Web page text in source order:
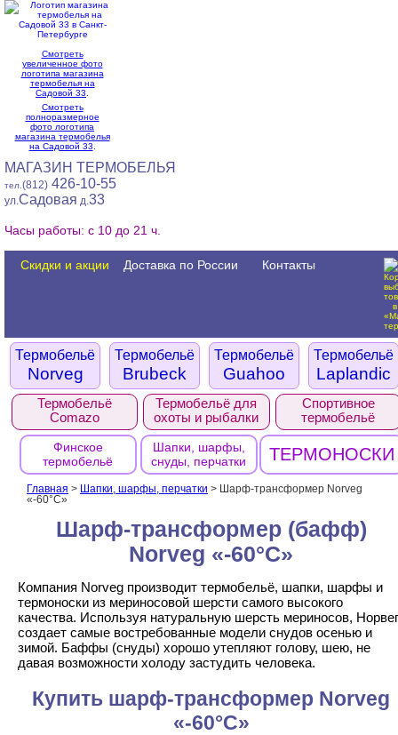
Смотреть
увеличенное фото
логотипа магазина
термобелья на
Садовой 33
Смотреть
полноразмерное
фото логотипа
магазина термобелья
на Садовой 33
МАГАЗИН ТЕРМОБЕЛЬЯ
тел. (812) 426-10-55
ул.Садовая д.33
Часы работы: с 10 до 21 ч.
Скидки и акции Доставка по России Контакты
Термобельё
Comazo
Термобельё для
охоты и рыбалки
Спортивное
термобельё
Финское
термобельё
Шапки, шарфы,
снуды, перчатки
ТЕРМОНОСКИ
Главная > Шапки, шарфы, перчатки > Шарф-трансформер Norveg
«-60°С»
Шарф-трансформер (бафф)
Norveg «-60°С»
Компания Norveg производит термобельё, шапки, шарфы и
термоноски из мериносовой шерсти самого высокого
качества. Используя натуральную шерсть мериносов, Норвег
создает самые востребованные модели снудов осенью и
зимой. Баффы (снуды) хорошо утепляют голову, шею, не
давая возможности холоду застудить человека.
Купить шарф-трансформер Norveg
«-60°С»
Термобельё
Norveg
Термобельё
Brubeck
Термобельё
Guahoo
Термобельё
Laplandic